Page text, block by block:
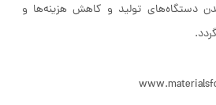
دستگاه‌های تولید و کاهش هزینه‌ها و